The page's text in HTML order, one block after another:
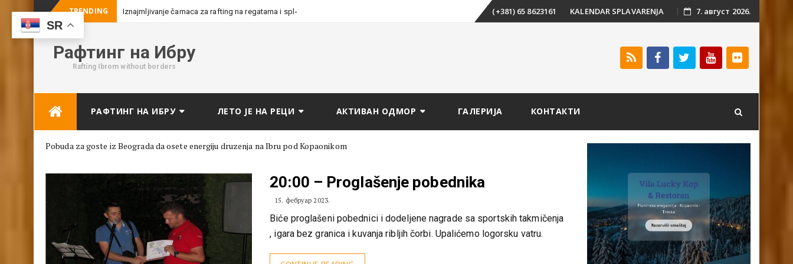
TRENDING Iznajmljivanje čamaca za rafting na regatama i splavarenju Skip
(+381) 65 8623161 KALENDAR SPLAVARENJA 7. август 2026.
Рафтинг на Ибру
Rafting Ibrom without borders
РАФТИНГ НА ИБРУ ЛЕТО ЈЕ НА РЕЦИ АКТИВАН ОДМОР ГАЛЕРИЈА КОНТАКТИ
Pobuda za goste iz Beograda da osete energiju druzenja na Ibru pod Kopaonikom
20:00 – Proglašenje pobednika
15. фебруар 2023.
Biće proglašeni pobednici i dodeljene nagrade sa sportskih takmičenja
, igara bez granica i kuvanja ribljih čorbi. Upalićemo logorsku vatru.
SR